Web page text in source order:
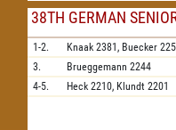
38TH GERMAN
1-2. Knaak 2381, Buecker
3.
Brueggemann 2244
4-5.
Heck 2210, Klundt 2201